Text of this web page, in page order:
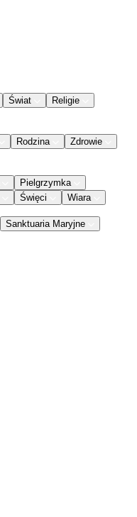
Świat
Religie
Rodzina
Zdrowie
Pielgrzymka
Święci Wiara
Sanktuaria Maryjne